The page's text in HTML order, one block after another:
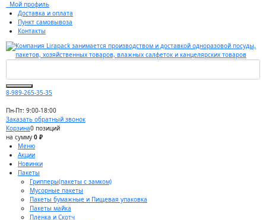
Мой профиль
Доставка и оплата
Пункт самовывоза
Контакты
8-989-265-35-35
Пн-Пт: 9:00-18:00
Заказать обратный звонок
Корзина0 позиций
на сумму 0 ₽
Меню
Акции
Новинки
Пакеты
Грипперы(пакеты с замком)
Мусорные пакеты
Пакеты бумажные и Пищевая упаковка
Пакеты майка
Пленка и Скотч